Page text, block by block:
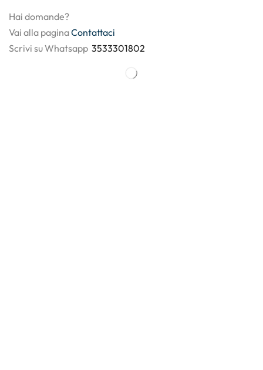
Hai domande?
Vai alla paginaContattaci
Scrivi su Whatsapp 3533301802